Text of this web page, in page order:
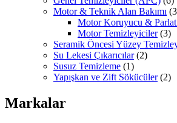
Motor & Teknik Alan Bakımı
Motor Koruyucu &
Motor Temizleyiciler (3)
Seramik Öncesi Yüzey
Su Lekesi Çıkarıcılar (2)
Susuz Temizleme (1)
Yapışkan ve Zift Sökücüler (2)
Markalar